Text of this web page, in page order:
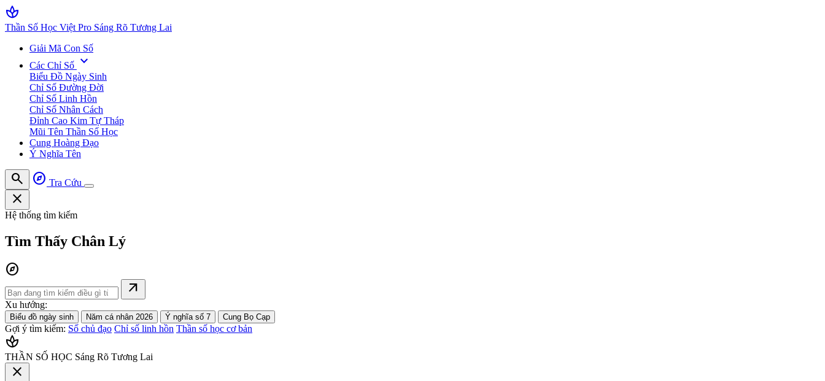
spa
Thần Số Học Việt Pro Sáng Rõ Tương Lai
Giải Mã Con Số
Các Chỉ Số expand_more
Biểu Đồ Ngày Sinh
Chỉ Số Đường Đời
Chỉ Số Linh Hồn
Chỉ Số Nhân Cách
Đỉnh Cao Kim Tự Tháp
Mũi Tên Thần Số Học
Cung Hoàng Đạo
Ý Nghĩa Tên
search explore Tra Cứu
close
Hệ thống tìm kiếm
Tìm Thấy Chân Lý
explore
arrow_outward
Xu hướng:
Biểu đồ ngày sinh Năm cá nhân 2026 Ý nghĩa số 7 Cung Bọ Cạp
Gợi ý tìm kiếm: Số chủ đạo Chỉ số linh hồn Thần số học cơ bản
spa
THẦN SỐ HỌC Sáng Rõ Tương Lai
close